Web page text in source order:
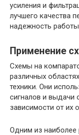
усиления и
лучшего качества
надежность работы
Применение
Схемы на
различных
техники. Они
сигналов и выдачи
зависимости от их
Одним из наиболее